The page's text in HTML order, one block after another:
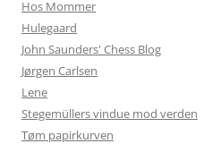
Hos Mommer
Hulegaard
John Saunders' Chess Blog
Jørgen Carlsen
Lene
Stegemüllers vindue mod verden
Tøm papirkurven